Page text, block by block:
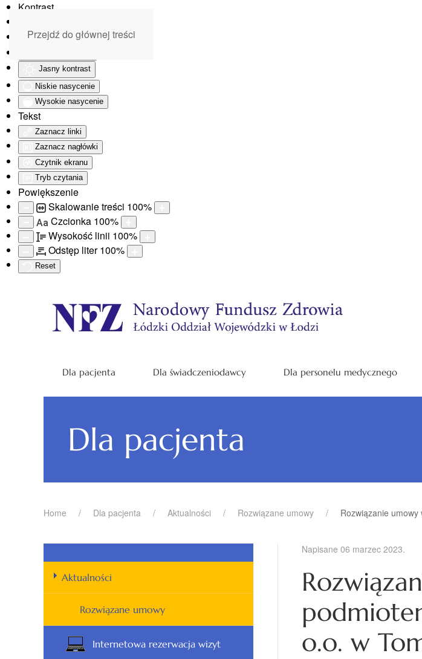
Kontrast
Monochromatyczny
Jasny kontrast
Niskie nasycenie
Wysokie nasycenie
Tekst
Zaznacz linki
Zaznacz nagłówki
Czytnik ekranu
Tryb czytania
Powiększenie
Skalowanie treści 100%
Aa Czcionka 100%
Wysokość linii 100%
Odstęp liter100%
Reset
Przejdź do głównej treści
Dla pacjenta Dla świadczeniodawcy Dla personelu medycznego
Dla pacjenta
Home Dla pacjenta Aktualności Rozwiązane umowy Rozwiązanie
Napisane 06 marzec 2023.
o.o. w
Aktualności
Rozwiązane umowy
Internetowa rezerwacja wizyt